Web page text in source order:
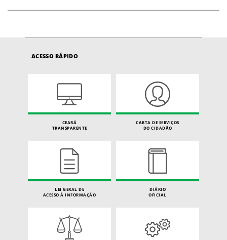
ACESSO RÁPIDO
CEARÁ
TRANSPARENTE
CARTA DE SERVIÇOS
DO CIDADÃO
LEI GERAL DE
ACESSO À INFORMAÇÃO
DIÁRIO
OFICIAL